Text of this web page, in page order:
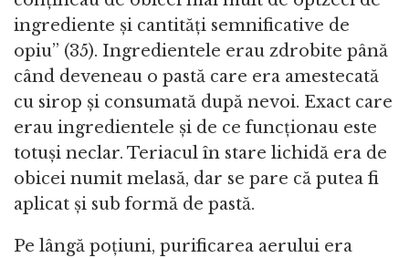
ingrediente și cantități semnificative de
opiu” (35). Ingredientele erau zdrobite până
când deveneau o pastă care era amestecată
cu sirop și consumată după nevoi. Exact care
erau ingredientele și de ce funcționau este
totuși neclar. Teriacul în stare lichidă era de
obicei numit melasă, dar se pare că putea fi
aplicat și sub formă de pastă.
Pe lângă poțiuni, purificarea aerului era